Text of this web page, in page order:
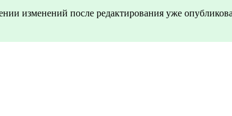
изменений после редактирования уже